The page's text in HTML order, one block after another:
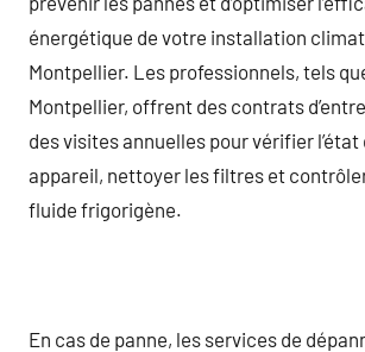
énergétique de votre installation
Montpellier. Les professionnels, tels
Montpellier, offrent des contrats
des visites annuelles pour vérifier l’état
appareil, nettoyer les filtres et
fluide frigorigène.
En cas de panne, les services de